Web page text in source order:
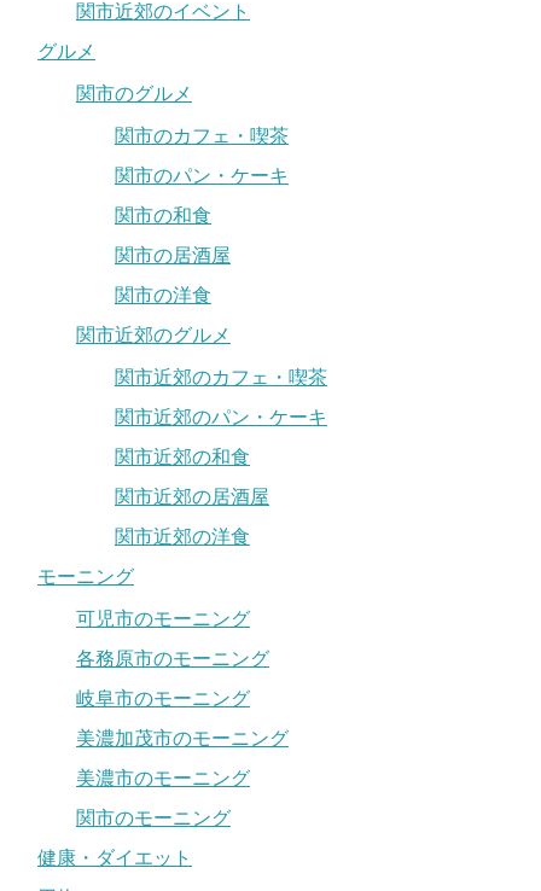
関市近郊のイベント
グルメ
関市のグルメ
関市のカフェ・喫茶
関市のパン・ケーキ
関市の和食
関市の居酒屋
関市の洋食
関市近郊のグルメ
関市近郊のカフェ・喫茶
関市近郊のパン・ケーキ
関市近郊の和食
関市近郊の居酒屋
関市近郊の洋食
モーニング
可児市のモーニング
各務原市のモーニング
岐阜市のモーニング
美濃加茂市のモーニング
美濃市のモーニング
関市のモーニング
健康・ダイエット